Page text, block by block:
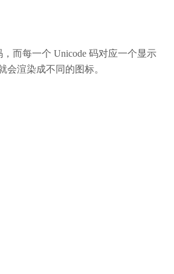
而每一个 Unicode 码对应一个显示
渲染成不同的图标。